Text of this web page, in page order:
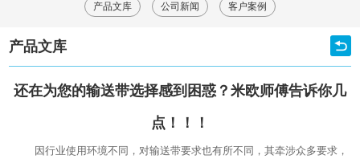
产品文库 公司新闻 客户案例
产品文库
还在为您的输送带选择感到困惑？米欧师傅告诉你几
点！！！
因行业使用环境不同，对输送带要求也有所不同，其牵涉众多要求，